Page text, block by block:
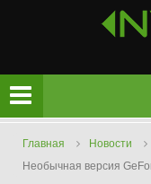
Главная
Новости
Необычная версия